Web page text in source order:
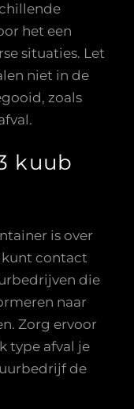
het een
situaties. Let
niet in de
zoals
kuub
is over
kunt contact
die
naar
Zorg ervoor
type afval je
de